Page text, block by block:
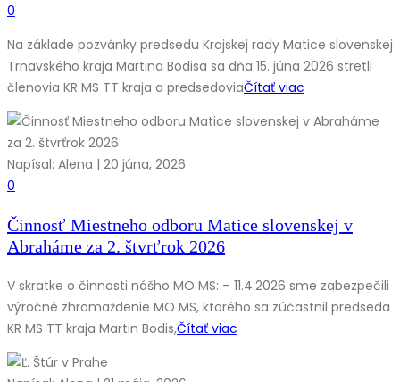
0
Na základe pozvánky predsedu Krajskej rady Matice slovenskej
Trnavského kraja Martina Bodisa sa dňa 15. júna 2026 stretli
členovia KR MS TT kraja a predsedoviaČítať viac
Napísal: Alena | 20 júna, 2026
0
Činnosť Miestneho odboru Matice slovenskej v
Abraháme za 2. štvrťrok 2026
V skratke o činnosti nášho MO MS: – 11.4.2026 sme zabezpečili
výročné zhromaždenie MO MS, ktorého sa zúčastnil predseda
KR MS TT kraja Martin Bodis,Čítať viac